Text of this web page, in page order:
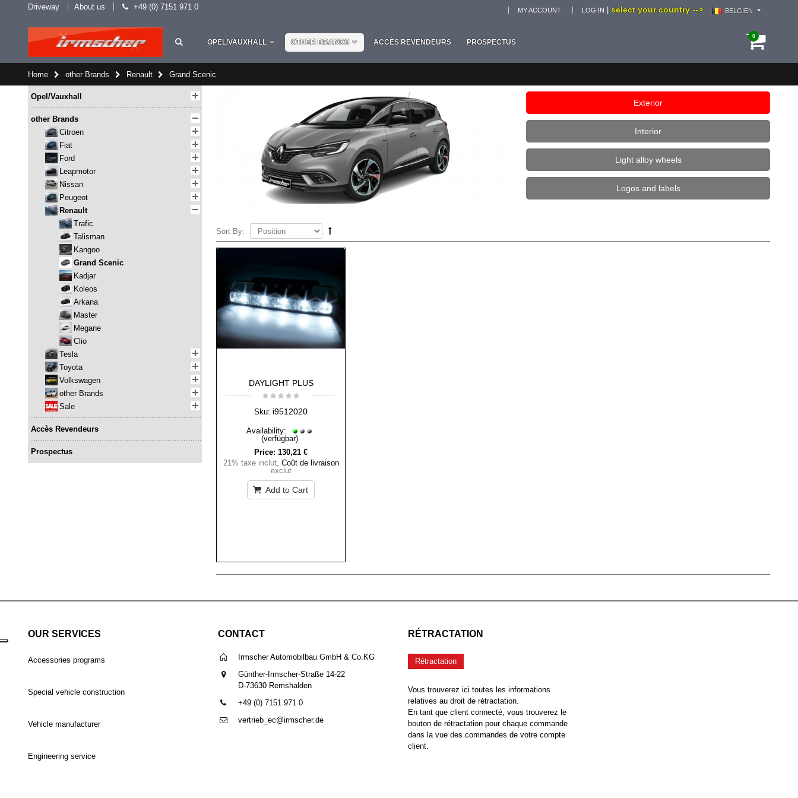
Driveway About us +49 (0) 7151 971 0 select your country --> BELGIEN
MY ACCOUNT LOG IN
0
OPEL/VAUXHALL OTHER BRANDS ACCÈS REVENDEURS PROSPECTUS
Home other Brands Renault Grand Scenic
Exterior
Interior
Light alloy wheels
Logos and labels
Sort By:
DAYLIGHT PLUS
Sku: i9512020
Availability:
(verfügbar)
Price: 130,21 €
21% taxe inclut, Coût de livraison
exclut
Add to Cart
Opel/Vauxhall
other Brands
Citroen
Fiat
Ford
Leapmotor
Nissan
Peugeot
Renault
Trafic
Talisman
Kangoo
Grand Scenic
Kadjar
Koleos
Arkana
Master
Megane
Clio
Tesla
Toyota
Volkswagen
other Brands
Sale
Accès Revendeurs
Prospectus
OUR SERVICES
Accessories programs
Special vehicle construction
Vehicle manufacturer
Engineering service
CONTACT
Irmscher Automobilbau GmbH & Co.KG
Günther-Irmscher-Straße 14-22
D-73630 Remshalden
+49 (0) 7151 971 0
vertrieb_ec@irmscher.de
RÉTRACTATION
Rétractation
Vous trouverez ici toutes les informations
relatives au droit de rétractation.
En tant que client connecté, vous trouverez le
bouton de rétractation pour chaque commande
dans la vue des commandes de votre compte
client.